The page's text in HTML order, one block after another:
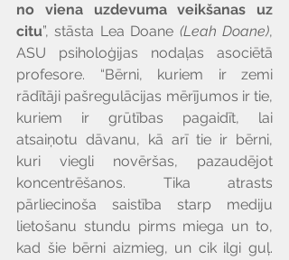
no viena uzdevuma veikšanas uz
citu”, stāsta Lea Doane (Leah Doane),
ASU psiholoģijas nodaļas asociētā
profesore. “Bērni, kuriem ir zemi
rādītāji pašregulācijas mērījumos ir tie,
kuriem ir grūtības pagaidīt, lai
atsaiņotu dāvanu, kā arī tie ir bērni,
kuri viegli novēršas, pazaudējot
koncentrēšanos. Tika atrasts
pārliecinoša saistība starp mediju
lietošanu stundu pirms miega un to,
kad šie bērni aizmieg, un cik ilgi guļ.